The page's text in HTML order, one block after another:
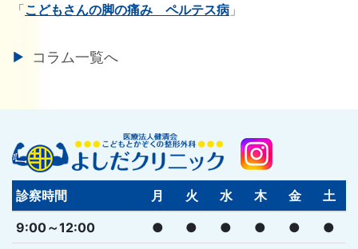
「こどもさんの脚の痛み ペルテス病 」
コラム一覧へ
診察時間 月 火 水 木 金
土
9:00～12:00
● ● ● ● ●
●